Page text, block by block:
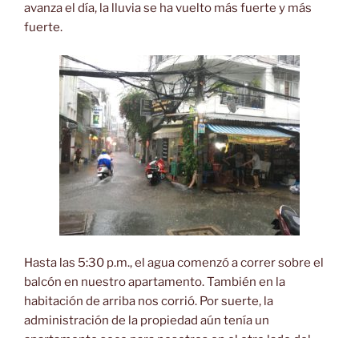
avanza el día, la lluvia se ha vuelto más fuerte y más
fuerte.
Hasta las 5:30 p.m., el agua comenzó a correr sobre el
balcón en nuestro apartamento. También en la
habitación de arriba nos corrió. Por suerte, la
administración de la propiedad aún tenía un